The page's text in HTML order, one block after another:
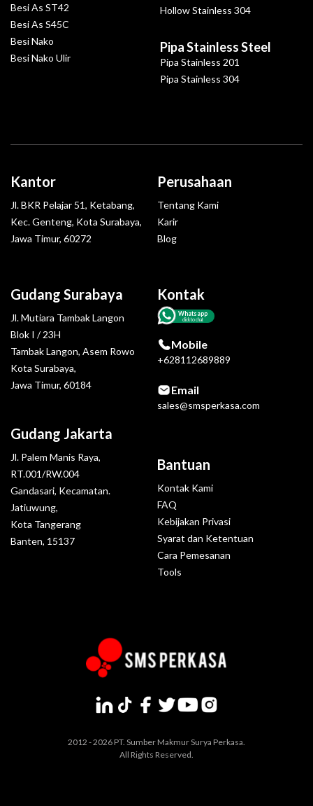
Besi As ST42
Besi As S45C
Besi Nako
Besi Nako Ulir
Hollow Stainless 304
Pipa Stainless Steel
Pipa Stainless 201
Pipa Stainless 304
Gudang Surabaya
Jl. Mutiara Tambak Langon
Blok I / 23H
Tambak Langon, Asem Rowo
Kota Surabaya,
Jawa Timur, 60184
Gudang Jakarta
Jl. Palem Manis Raya,
RT.001/RW.004
Gandasari, Kecamatan.
Jatiuwung,
Kota Tangerang
Banten, 15137
Kantor
Jl. BKR Pelajar 51, Ketabang,
Kec. Genteng, Kota Surabaya,
Jawa Timur, 60272
Kontak
Whatsapp
click to chat
Mobile
+628112689889
Email
sales@smsperkasa.com
Perusahaan
Tentang Kami
Karir
Blog
Bantuan
Kontak Kami
FAQ
Kebijakan Privasi
Syarat dan Ketentuan
Cara Pemesanan
Tools
2012 - 2026 PT. Sumber Makmur Surya Perkasa.
All Rights Reserved.